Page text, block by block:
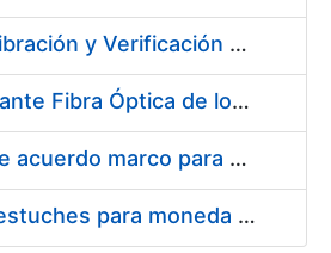
Servicio de Calibración y Verificación Externa de los Equipos de Medición del Servicio de Prevención de la FNMT-RCM
Conexión mediante Fibra Óptica de los Centros de Proceso de Datos (CPDs) de las sedes de la FNMT-RCM de Burgos y Madrid
Contratación de acuerdo marco para el Suministro de Material de Electricidad para la Fábrica Nacional de Moneda y Timbre-Real Casa de la Moneda en su centro de trabajo de Burgos
Suministro de estuches para moneda de 30 €